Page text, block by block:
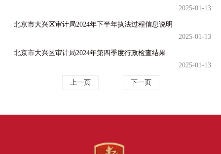
2025-01-13
北京市大兴区审计局2024年下半年执法过程信息说明
2025-01-13
北京市大兴区审计局2024年第四季度行政检查结果
2025-01-13
上一页 下一页